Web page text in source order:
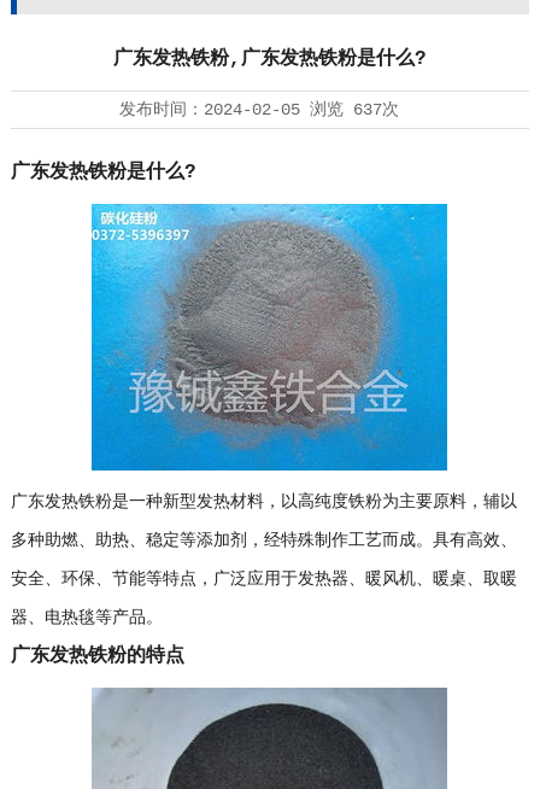
广东发热铁粉,广东发热铁粉是什么?
发布时间： 2024-02-05浏览 637次
广东发热铁粉是什么?
广东发热铁粉是一种新型发热材料，以高纯度铁粉为主要原料，辅以
多种助燃、助热、稳定等添加剂，经特殊制作工艺而成。具有高效、
安全、环保、节能等特点，广泛应用于发热器、暖风机、暖桌、取暖
器、电热毯等产品。
广东发热铁粉的特点